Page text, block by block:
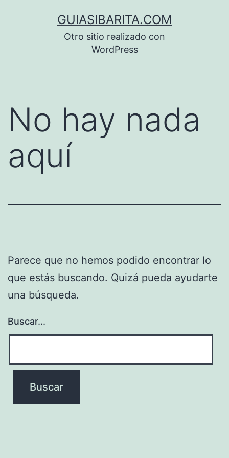
GUIASIBARITA.COM
Otro sitio realizado con
WordPress
No hay nada
aquí
Parece que no hemos podido encontrar lo
que estás buscando. Quizá pueda ayudarte
una búsqueda.
Buscar...